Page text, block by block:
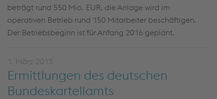
beträgt rund 550 Mio. EUR, die Anlage wird im
operativen Betrieb rund 150 Mitarbeiter beschäftigen.
Der Betriebsbeginn ist für Anfang 2016 geplant.
1. März 2013
Ermittlungen des deutschen
Bundeskartellamts